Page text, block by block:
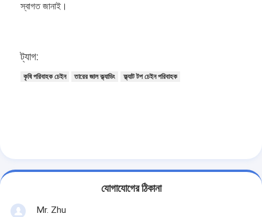
স্বাগত জানাই।
ট্যাগ:
কৃষি পরিবাহক চেইন তারের জাল ক্ল্যাডিং ফ্ল্যাট টপ চেইন পরিবাহক
যোগাযোগের ঠিকানা
Mr. Zhu